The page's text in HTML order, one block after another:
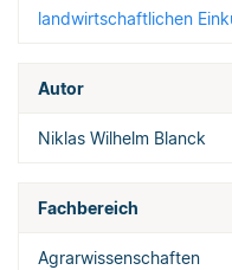
landwirtschaftlichen
Autor
Niklas Wilhelm Blanck
Fachbereich
Agrarwissenschaften